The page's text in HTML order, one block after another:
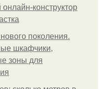
конструктор
поколения.
шкафчики,
зоны для